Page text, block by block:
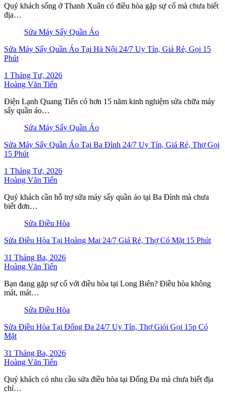
Quý khách sống ở Thanh Xuân có điều hòa gặp sự cố mà chưa biết
địa…
Sửa Máy Sấy Quần Áo
Sửa Máy Sấy Quần Áo Tại Hà Nội 24/7 Uy Tín, Giá Rẻ, Gọi 15
Phút
1 Tháng Tư, 2026
Hoàng Văn Tiến
Điện Lạnh Quang Tiến có hơn 15 năm kinh nghiệm sửa chữa máy
sấy quần áo…
Sửa Máy Sấy Quần Áo
Sửa Máy Sấy Quần Áo Tại Ba Đình 24/7 Uy Tín, Giá Rẻ, Thợ Gọi
15 Phút
1 Tháng Tư, 2026
Hoàng Văn Tiến
Quý khách cần hỗ trợ sửa máy sấy quần áo tại Ba Đình mà chưa
biết đơn…
Sửa Điều Hòa
Sửa Điều Hòa Tại Hoàng Mai 24/7 Giá Rẻ, Thợ Có Mặt 15 Phút
31 Tháng Ba, 2026
Hoàng Văn Tiến
Bạn đang gặp sự cố với điều hòa tại Long Biên? Điều hòa không
mát, mát…
Sửa Điều Hòa
Sửa Điều Hòa Tại Đống Đa 24/7 Uy Tín, Thợ Giỏi Gọi 15p Có
Mặt
31 Tháng Ba, 2026
Hoàng Văn Tiến
Quý khách có nhu cầu sửa điều hòa tại Đống Đa mà chưa biết địa
chỉ…